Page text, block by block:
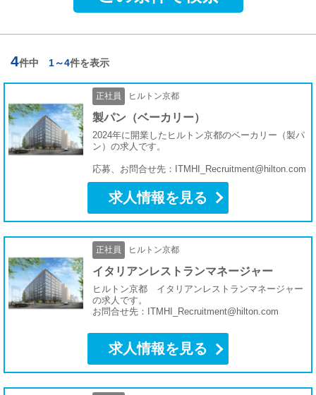
4件中 1～4件を表示
正社員 ヒルトン京都
製パン（ベーカリー）
2024年に開業したヒルトン京都のベーカリー（製パ
ン）の求人です。
応募、お問合せ先：ITMHI_Recruitment@hilton.com
求人情報を見る
正社員 ヒルトン京都
イタリアンレストランマネージャー
ヒルトン京都 イタリアンレストランマネージャー
の求人です。
お問合せ先：ITMHI_Recruitment@hilton.com
求人情報を見る